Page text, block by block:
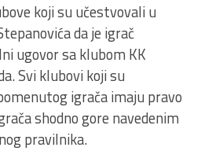
koji su učestvovali u
da je igrač
ugovor sa klubom KK
Svi klubovi koji su
igrača imaju pravo
shodno gore navedenim
pravilnika.